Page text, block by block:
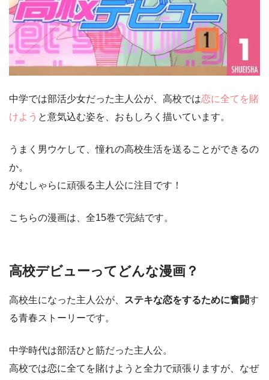
中学では部活少女だった主人公が、高校では恋に全てを賭
けよう と意気込む姿を、おもしろく描いています。
うまく男ウケして、憧れの高校生活を送ることができるの
か。
がむしゃらに頑張る主人公に注目です！
こちらの漫画は、全15巻で完結です。
高校デビューってどんな漫画？
高校生になった主人公が、 ステキな恋をするために奮闘す
る青春ストーリーです。
中学時代は部活ひと筋だった主人公。
高校では恋に全てを賭けようと全力で頑張りますが、なぜ